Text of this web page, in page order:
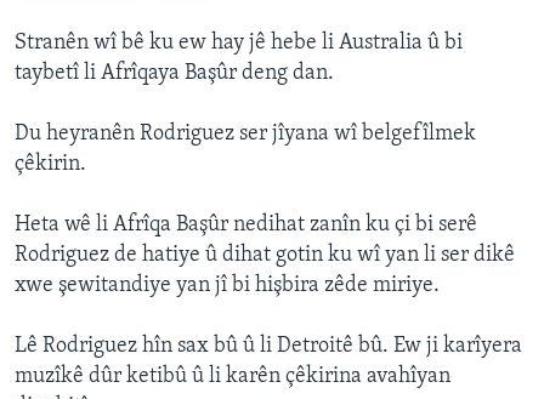
Stranên wî bê ku ew hay jê hebe li Australia û bi
taybetî li Afrîqaya Başûr deng dan.
Du heyranên Rodriguez ser jîyana wî belgefîlmek
çêkirin.
Heta wê li Afrîqa Başûr nedihat zanîn ku çi bi serê
Rodriguez de hatiye û dihat gotin ku wî yan li ser dikê
xwe şewitandiye yan jî bi hişbira zêde miriye.
Lê Rodriguez hîn sax bû û li Detroitê bû. Ew ji karîyera
muzîkê dûr ketibû û li karên çêkirina avahîyan